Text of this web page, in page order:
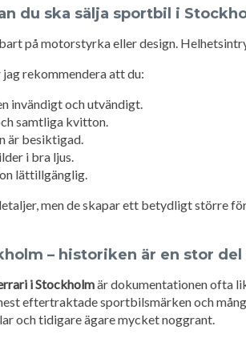
du ska sälja sportbil i
på motorstyrka eller design.
rekommendera att du:
invändigt och utvändigt.
samtliga kvitton.
är besiktigad.
i bra ljus.
lättillgänglig.
men de skapar ett betydligt större
– historiken är en stor
i Stockholmär dokumentationen ofta
eftertraktade sportbilsmärken och
och tidigare ägare mycket noggrant.